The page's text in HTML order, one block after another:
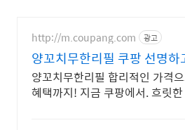
http://m.coupang.com 광고
양꼬치무한리필 쿠팡 선명하
양꼬치무한리필 합리적인 가격
혜택까지! 지금 쿠팡에서. 흐릿